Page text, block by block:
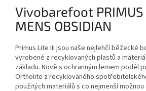
Vivobarefoot PRIMUS
MENS OBSIDIAN
Primus Lite III jsou naše nejlehčí běžecké
vyrobené z recyklovaných plastů a
základu. Nově s ochranným lemem podél
Ortholite z recyklovaného
použitých materiálů s co nejmenší